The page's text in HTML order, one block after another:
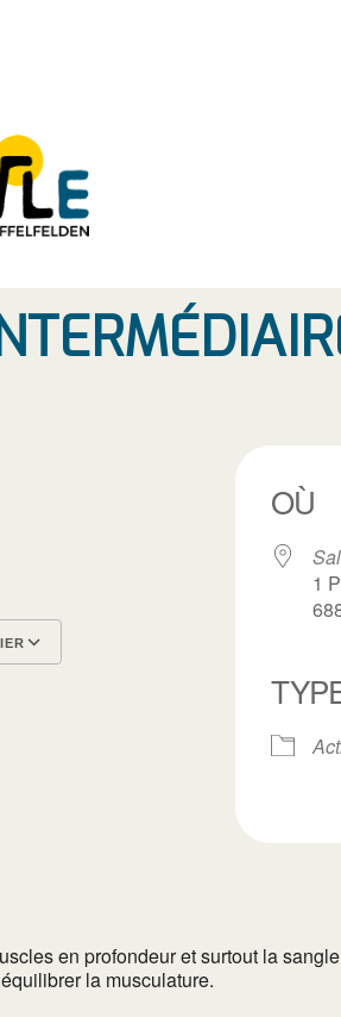
OÙ
1
en profondeur et surtout la
la musculature.